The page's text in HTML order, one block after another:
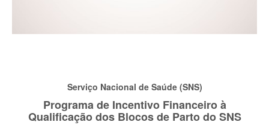
Serviço Nacional de Saúde (SNS)
Programa de Incentivo Financeiro à
Qualificação dos Blocos de Parto do SNS